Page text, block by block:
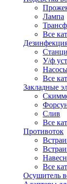
Лампа
Все
У/ф
Все
Закладные
Слив
Все
Противоток
Все
Осушитель